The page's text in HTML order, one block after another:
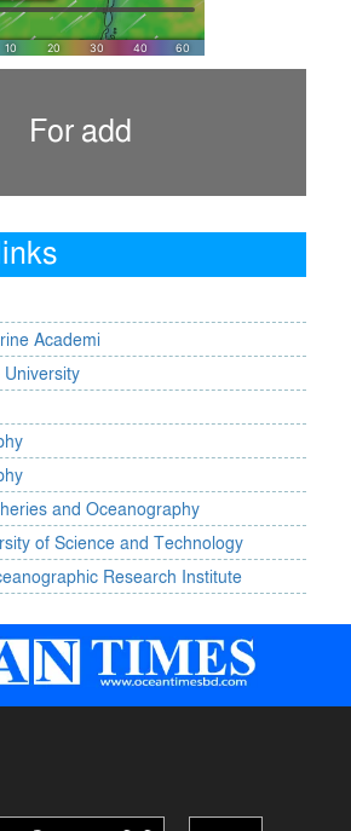
For add
Academi
and Oceanography
of Science and Technology
Research Institute